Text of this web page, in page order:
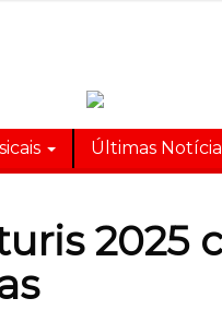
Últimas
2025